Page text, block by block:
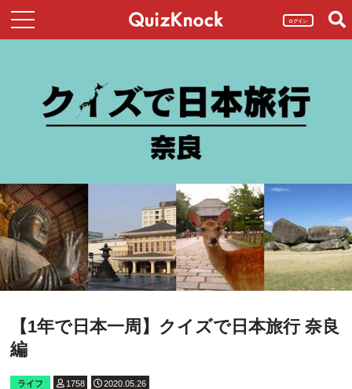
ログイン
【1年で日本一周】クイズで日本旅行 奈良
編
ライフ 1758 2020.05.26